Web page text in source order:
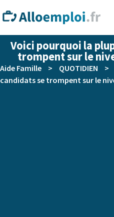
Voici pourquoi la
trompent sur le
Aide Famille > QUOTIDIEN >
candidats se trompent sur le